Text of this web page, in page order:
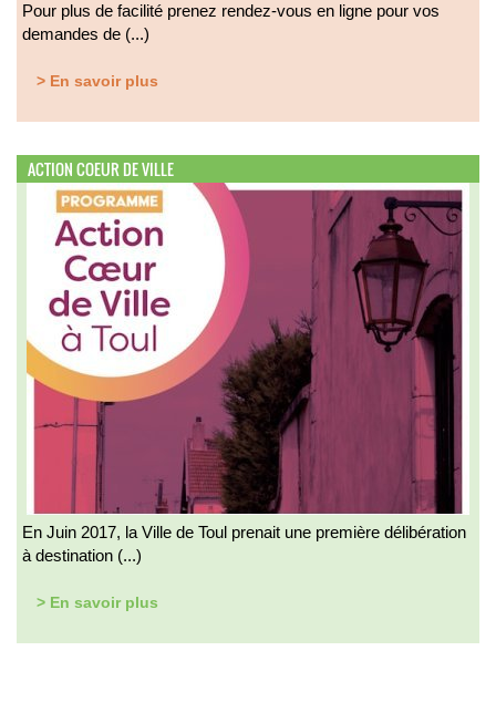
Pour plus de facilité prenez rendez-vous en ligne pour vos
demandes de (...)
> En savoir plus
ACTION COEUR DE VILLE
En Juin 2017, la Ville de Toul prenait une première délibération
à destination (...)
> En savoir plus